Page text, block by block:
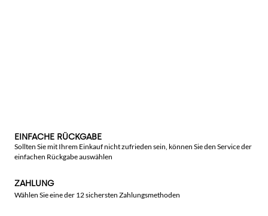
EINFACHE RÜCKGABE
Sollten Sie mit Ihrem Einkauf nicht zufrieden sein, können Sie den Service der
einfachen Rückgabe auswählen
ZAHLUNG
Wählen Sie eine der 12 sichersten Zahlungsmethoden